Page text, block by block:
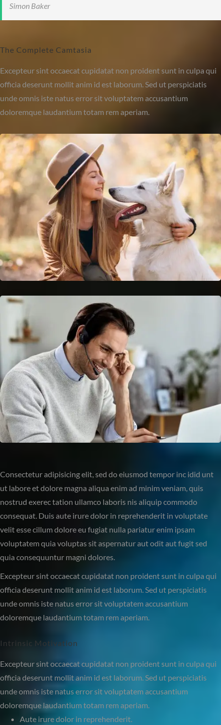
Simon Baker
The Complete Camtasia
Excepteur sint occaecat cupidatat non proident sunt in culpa qui
officia deserunt mollit anim id est laborum. Sed ut perspiciatis
unde omnis iste natus error sit voluptatem accusantium
doloremque laudantium totam rem aperiam.
Consectetur adipisicing elit, sed do eiusmod tempor inc idid unt
ut labore et dolore magna aliqua enim ad minim veniam, quis
nostrud exerec tation ullamco laboris nis aliquip commodo
consequat. Duis aute irure dolor in reprehenderit in voluptate
velit esse cillum dolore eu fugiat nulla pariatur enim ipsam
voluptatem quia voluptas sit aspernatur aut odit aut fugit sed
quia consequuntur magni dolores.
Excepteur sint occaecat cupidatat non proident sunt in culpa qui
officia deserunt mollit anim id est laborum. Sed ut perspiciatis
unde omnis iste natus error sit voluptatem accusantium
doloremque laudantium totam rem aperiam.
Intrinsic Motivation
Excepteur sint occaecat cupidatat non proident sunt in culpa qui
officia deserunt mollit anim id est laborum. Sed ut perspiciatis
unde omnis iste natus error sit voluptatem accusantium
doloremque laudantium totam rem aperiam.
Aute irure dolor in reprehenderit.